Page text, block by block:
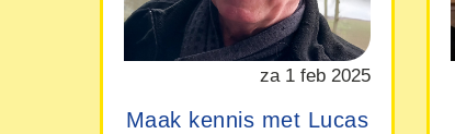
za 1 feb 2025
Maak kennis met Lucas